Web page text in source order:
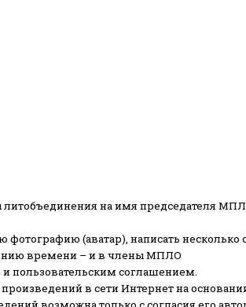
на имя председателя
(аватар), написать несколько
времени – и в члены МПЛО
пользовательским соглашением.
в сети Интернет на